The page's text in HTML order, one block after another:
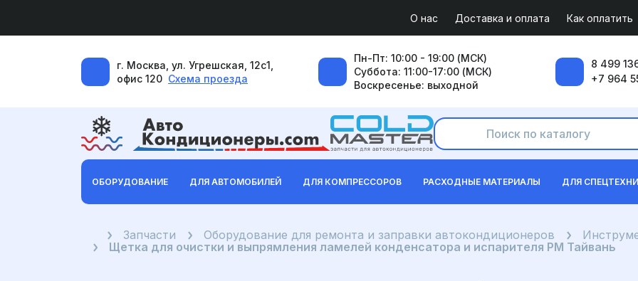
О нас Доставка и оплата Как оплатить
г. Москва, ул. Угрешская, 12с1,
офис 120 Схема проезда
Пн-Пт: 10:00 - 19:00 (МСК)
Суббота: 11:00-17:00 (МСК)
Воскресенье: выходной
8 499
+7 964
ОБОРУДОВАНИЕ ДЛЯ АВТОМОБИЛЕЙ ДЛЯ КОМПРЕССОРОВ РАСХОДНЫЕ МАТЕРИАЛЫ ДЛЯ
ГлавнаяЗапчасти Оборудование для ремонта и заправки автокондиционеров
Щетка для очистки и выпрямления ламелей конденсатора и испарителя PM Тайвань